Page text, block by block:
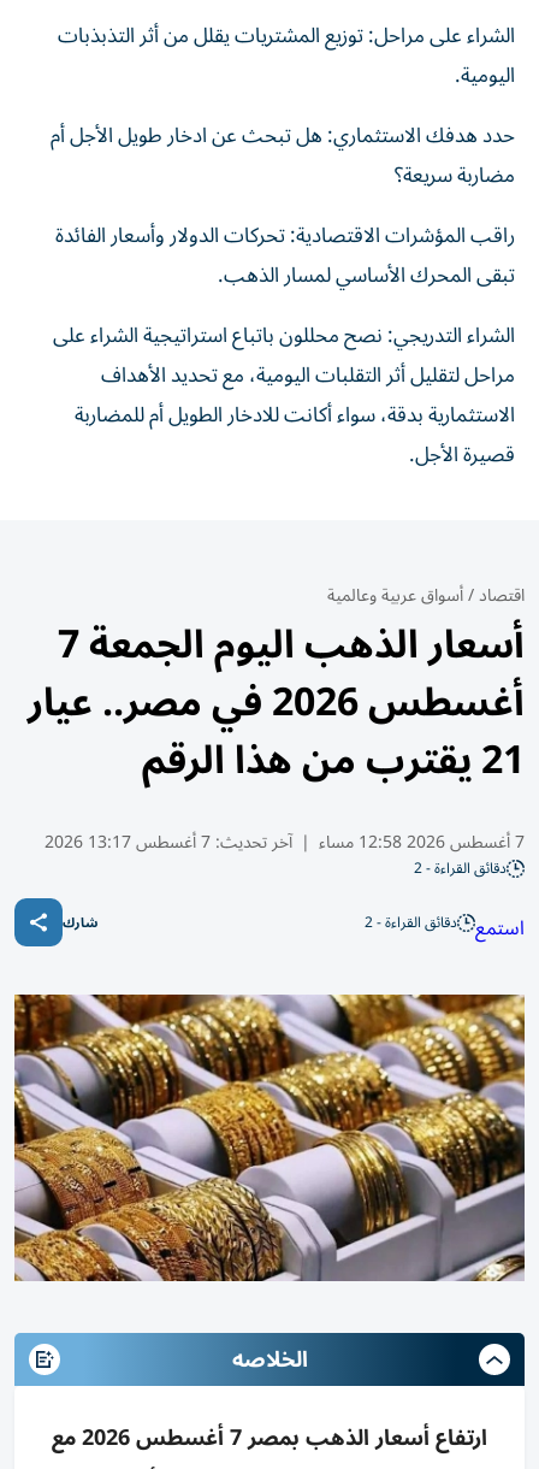
الشراء على مراحل: توزيع المشتريات يقلل من أثر التذبذبات
اليومية.
حدد هدفك الاستثماري: هل تبحث عن ادخار طويل الأجل أم
مضاربة سريعة؟
راقب المؤشرات الاقتصادية: تحركات الدولار وأسعار الفائدة
تبقى المحرك الأساسي لمسار الذهب.
الشراء التدريجي: نصح محللون باتباع استراتيجية الشراء على
مراحل لتقليل أثر التقلبات اليومية، مع تحديد الأهداف
الاستثمارية بدقة، سواء أكانت للادخار الطويل أم للمضاربة
قصيرة الأجل.
اقتصاد/أسواق عربية وعالمية
أسعار الذهب اليوم الجمعة 7
أغسطس 2026 في مصر.. عيار
21 يقترب من هذا الرقم
7 أغسطس 2026 12:58 مساء | آخر تحديث:7 أغسطس 13:17 2026
دقائق القراءة - 2
استمع دقائق القراءة - 2 شارك
الخلاصه
ارتفاع أسعار الذهب بمصر 7 أغسطس 2026 مع